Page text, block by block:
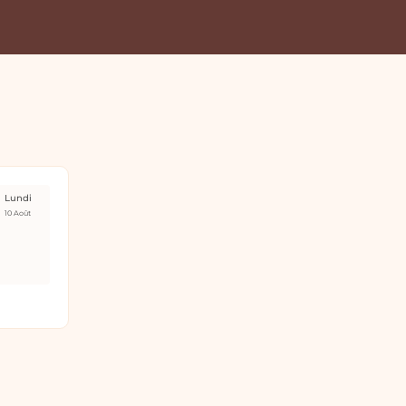
Lundi
10 Août